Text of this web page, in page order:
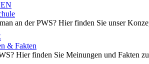
an der PWS? Hier finden Sie unser
& Fakten
Hier finden Sie Meinungen und Fakten